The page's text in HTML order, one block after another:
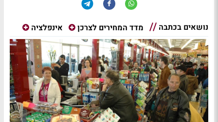
נושאים בכתבה מדד המחירים לצרכן אינפלציה